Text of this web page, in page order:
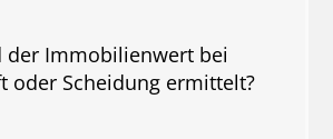
der Immobilienwert bei
oder Scheidung ermittelt?